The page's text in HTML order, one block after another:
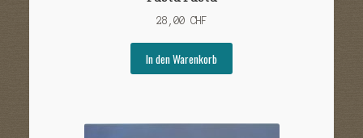
28,00 CHF
In den Warenkorb